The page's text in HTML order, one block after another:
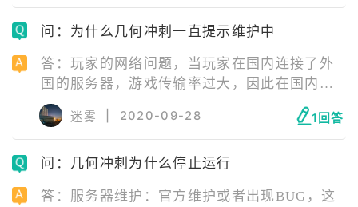
问：为什么几何冲刺一直提示维护中
答：玩家的网络问题，当玩家在国内连接了外
国的服务器，游戏传输率过大，因此在国内的
网络根本无法运行。并不是说服务器真的在维
护。解决方法也简单，只要直接使用国内ID挂
一个加速器就能够正常使用了。
迷雾 2020-09-28 1回答
问：几何冲刺为什么停止运行
答：服务器维护：官方维护或者出现BUG，这